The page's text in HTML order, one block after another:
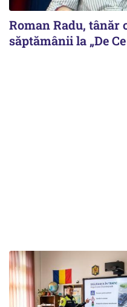
Roman Radu,
săptămânii la „De